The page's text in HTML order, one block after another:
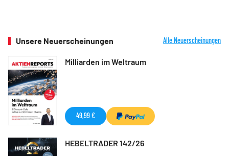
Unsere Neuerscheinungen Alle Neuerscheinungen
Milliarden im Weltraum
49,99 €
HEBELTRADER 142/26